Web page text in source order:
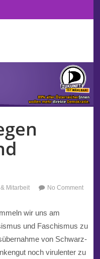
Mitarbeit No Comment
wir uns am
und Faschismus zu
von Schwarz-
noch virulenter zu